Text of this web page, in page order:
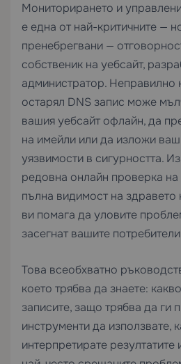
Мониторирането и
е една от най-критичните —
пренебрегвани —
собственик на уебсайт,
администратор. Неправилно
остарял DNS запис може
вашия уебсайт офлайн, да
на имейли или да изложи
уязвимости в сигурността.
редовна онлайн проверка на
пълна видимост на
ви помага да уловите
засегнат вашите
Това всеобхватно
което трябва да знаете:
записите, защо трябва да ги
инструменти да използвате,
интерпретирате